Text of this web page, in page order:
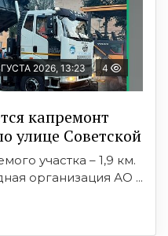
2026, 13:23 4
капремонт
улице Советской
участка – 1,9 км.
организация АО ...